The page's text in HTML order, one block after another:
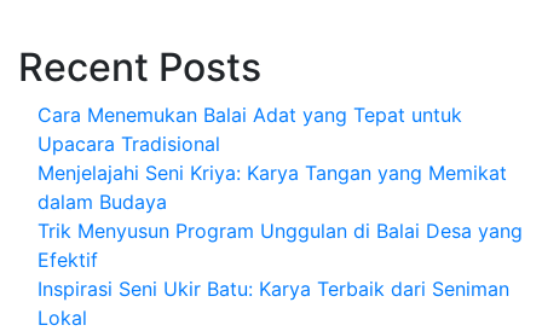
Recent Posts
Cara Menemukan Balai Adat yang Tepat untuk
Upacara Tradisional
Menjelajahi Seni Kriya: Karya Tangan yang Memikat
dalam Budaya
Trik Menyusun Program Unggulan di Balai Desa yang
Efektif
Inspirasi Seni Ukir Batu: Karya Terbaik dari Seniman
Lokal